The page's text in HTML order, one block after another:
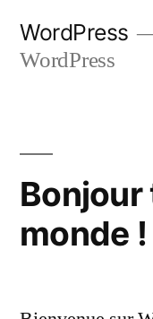
WordPress
WordPress
Bonjour
monde !